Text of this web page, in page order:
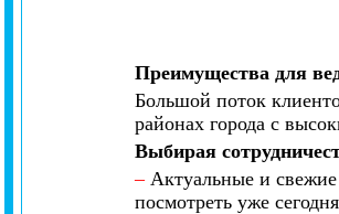
Преимущества для
Большой поток
районах города с
Выбирая
–Актуальные и свежие
посмотреть уже